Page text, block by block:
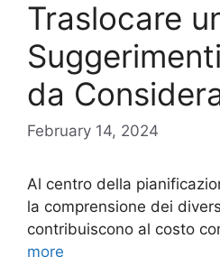
Traslocare
da
February 14, 2024
Al centro della
la comprensione dei
contribuiscono al costo
more